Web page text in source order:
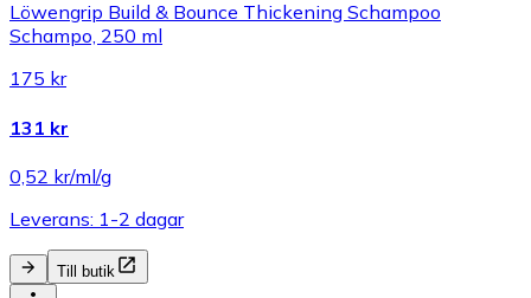
Löwengrip Build & Bounce Thickening Schampoo
Schampo, 250 ml
175 kr
131 kr
0,52 kr/ml/g
Leverans: 1-2 dagar
Till butik